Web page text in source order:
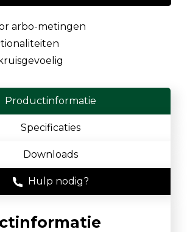
arbo-metingen
Productinformatie
Specificaties
Downloads
Hulp nodig?